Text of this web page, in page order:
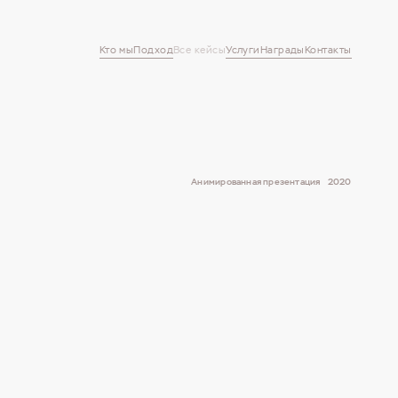
Кто мыПодходВсе кейсыУслуги Награды Контакты
Анимированная презентация 2020